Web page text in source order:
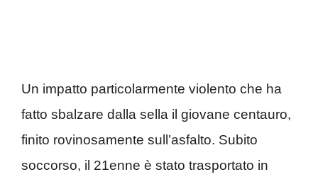
Un impatto particolarmente violento che ha
fatto sbalzare dalla sella il giovane centauro,
finito rovinosamente sull’asfalto. Subito
soccorso, il 21enne è stato trasportato in